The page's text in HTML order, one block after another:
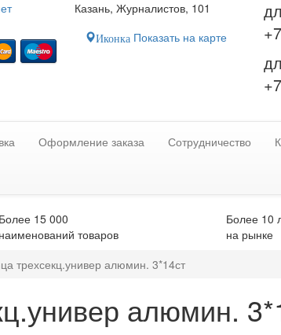
Казань, Журналистов, 101
ИконкаПоказать на карте
Оформление заказа Сотрудничество
Более 15 000
наименований товаров
Более 10
на рынке
трехсекц.универ алюмин. 3*14ст
алюмин.